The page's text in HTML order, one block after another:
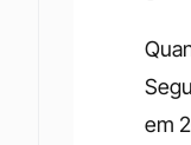
em